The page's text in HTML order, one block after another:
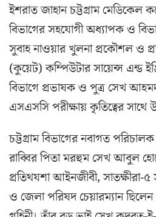
ইশরাত জাহান চট্টগ্রাম
বিভাগের সহযোগী অধ্যাপক ও
সুবাহ নাওয়ার খুলনা প্রকৌশল ও
(কুয়েট) কম্পিউটার সায়েন্স এন্ড
বিভাগে প্রভাষক ও পুত্র সেখ
এসএসসি পরীক্ষায় কৃতিত্বের সাথে
চট্টগ্রাম বিভাগের নবাগত
রাব্বির পিতা মরহুম সেখ আবুল
প্রতিথযশা আইনজীবী,
ও জেলা পরিষদ চেয়ারম্যান